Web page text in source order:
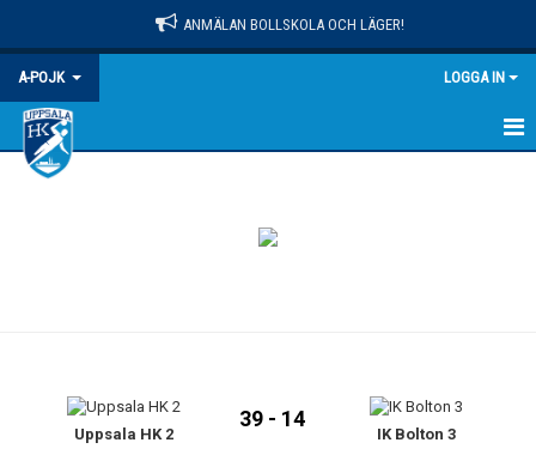
ANMÄLAN BOLLSKOLA OCH LÄGER!
A-POJK LOGGA IN
HEM
DOKUMENTUppsala HK 2
39 - 14
IK Bolton 3